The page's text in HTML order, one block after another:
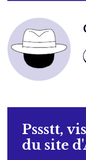
Pssstt,
du site